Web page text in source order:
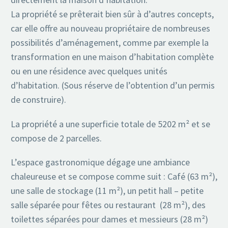
La propriété se prêterait bien sûr à d’autres concepts,
car elle offre au nouveau propriétaire de nombreuses
possibilités d’aménagement, comme par exemple la
transformation en une maison d’habitation complète
ou en une résidence avec quelques unités
d’habitation. (Sous réserve de l’obtention d’un permis
de construire).
La propriété a une superficie totale de 5202 m² et se
compose de 2 parcelles.
L’espace gastronomique dégage une ambiance
chaleureuse et se compose comme suit : Café (63 m²),
une salle de stockage (11 m²), un petit hall – petite
salle séparée pour fêtes ou restaurant (28 m²), des
toilettes séparées pour dames et messieurs (28 m²)